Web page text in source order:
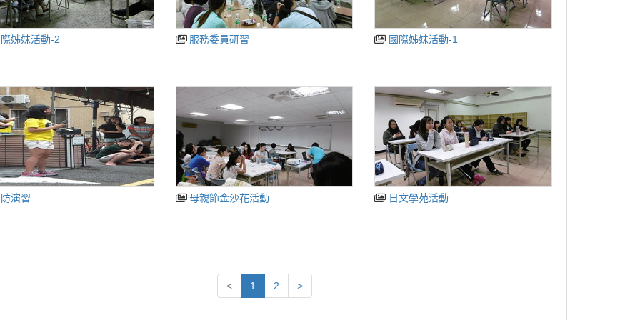
姊妹活動-2 服務委員研習 國際姊妹活動-1
演習 母親節金沙花活動 日文學苑活動
< 1 2 >